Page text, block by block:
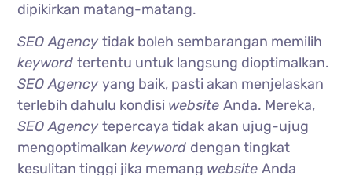
dipikirkan matang-matang.
SEO Agencytidak boleh sembarangan memilih
keywordtertentu untuk langsung dioptimalkan.
SEO Agencyyang baik, pasti akan menjelaskan
terlebih dahulu kondisi websiteAnda. Mereka,
SEO Agencytepercaya tidak akan ujug-ujug
mengoptimalkankeyword dengan tingkat
kesulitan tinggi jika memang websiteAnda